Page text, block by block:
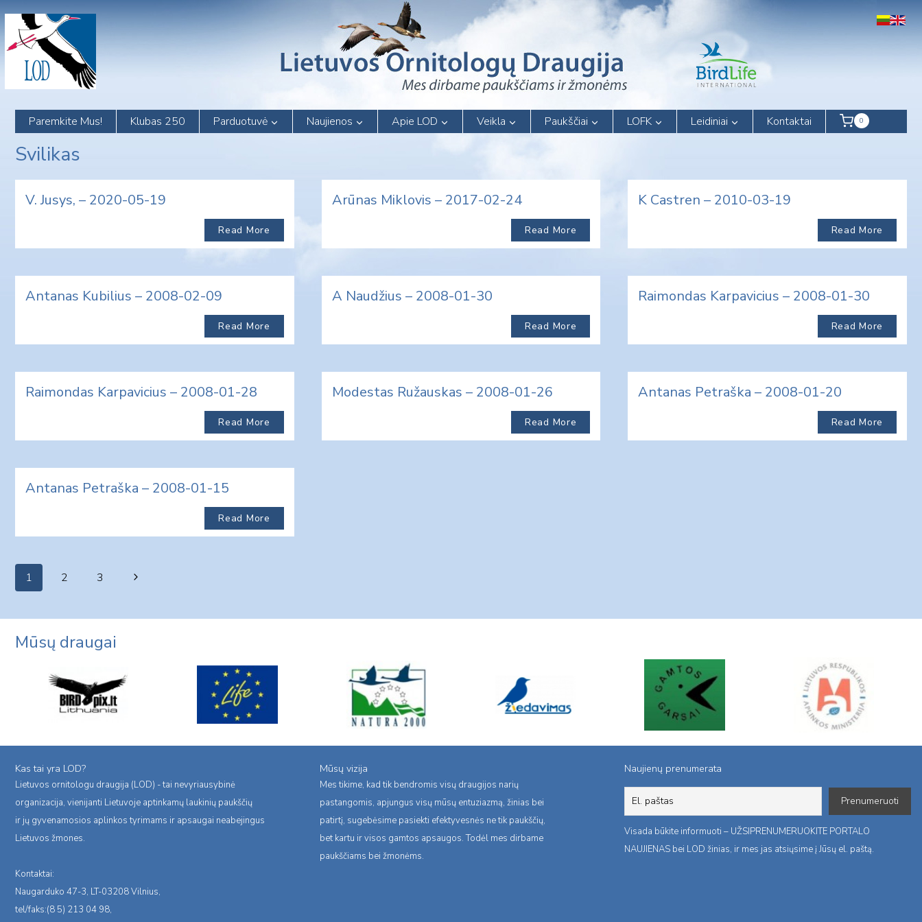
content
Paremkite Mus! Klubas 250 Parduotuvė Naujienos Apie LOD Veikla Paukščiai LOFK Leidiniai Kontaktai 0
Svilikas
V. Jusys, – 2020-05-19
Read More
Arūnas Miklovis – 2017-02-24
Read More
K Castren – 2010-03-19
Read More
Antanas Kubilius – 2008-02-09
Read More
A Naudžius – 2008-01-30
Read More
Raimondas Karpavicius – 2008-01-30
Read More
Raimondas Karpavicius – 2008-01-28
Read More
Modestas Ružauskas – 2008-01-26
Read More
Antanas Petraška – 2008-01-20
Read More
Antanas Petraška – 2008-01-15
Read More
Page
1 2 3
Next
Mūsų draugai
Kas tai yra LOD?
Lietuvos ornitologu draugija (LOD) - tai nevyriausybinė
organizacija, vienijanti Lietuvoje aptinkamų laukinių paukščių
ir jų gyvenamosios aplinkos tyrimams ir apsaugai neabejingus
Lietuvos žmones.
Kontaktai:
Naugarduko 47-3, LT-03208 Vilnius,
tel/faks:(8 5) 213 04 98,
Mūsų vizija
Mes tikime, kad tik bendromis visų draugijos narių
pastangomis, apjungus visų mūsų entuziazmą, žinias bei
patirtį, sugebėsime pasiekti efektyvesnės ne tik paukščių,
bet kartu ir visos gamtos apsaugos. Todėl mes dirbame
paukščiams bei žmonėms.
Naujienų prenumerata
Visada būkite informuoti – UŽSIPRENUMERUOKITE PORTALO
NAUJIENAS bei LOD žinias, ir mes jas atsiųsime į Jūsų el. paštą.